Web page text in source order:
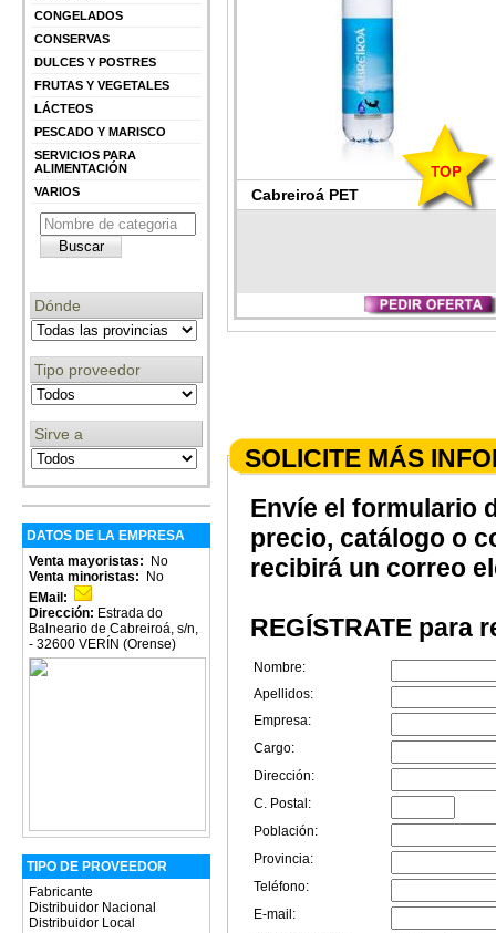
CONGELADOS
CONSERVAS
DULCES Y POSTRES
FRUTAS Y VEGETALES
LÁCTEOS
PESCADO Y MARISCO
SERVICIOS PARA
ALIMENTACIÓN
VARIOS
Dónde
Tipo proveedor
Sirve a
DATOS DE LA EMPRESA
Venta mayoristas: No
Venta minoristas: No
EMail:
Dirección: Estrada do
Balneario de Cabreiroá, s/n,
- 32600 VERÍN (Orense)
TIPO DE PROVEEDOR
Fabricante
Distribuidor Nacional
Distribuidor Local
Cabreiroá PET
SOLICITE MÁS
Envíe el formulario
precio, catálogo o
recibirá un correo
REGÍSTRATE para
Nombre:
Apellidos:
Empresa:
Cargo:
Dirección:
C. Postal:
Población:
Provincia:
Teléfono:
E-mail: